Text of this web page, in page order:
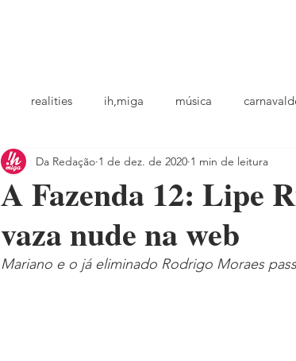
realities ih,miga música
looks podcast playlists
A Fazenda 12: Lipe
vaza nude na web
Da Redação 1 de dez. de 2020 1 min de leitura
Mariano e o já eliminado Rodrigo Moraes